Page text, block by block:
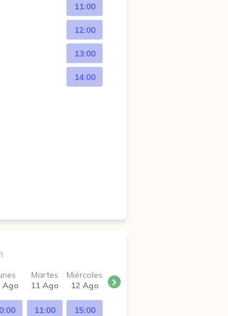
11:00
12:00
13:00
14:00
Ago
Martes
11 Ago
11:00
Miércoles
12 Ago
15:00